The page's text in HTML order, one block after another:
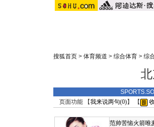
搜狐首页> 体育频道 > 综合体育> 综
页面功能 【我来说两句(0)】 【
范帅苦恼火箭唯